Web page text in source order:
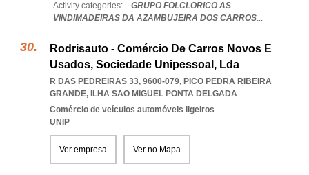
Activity categories: ...GRUPO FOLCLORICO AS
VINDIMADEIRAS DA AZAMBUJEIRA DOS CARROS...
Rodrisauto - Comércio De Carros Novos E
Usados, Sociedade Unipessoal, Lda
R DAS PEDREIRAS 33, 9600-079, PICO PEDRA RIBEIRA
GRANDE, ILHA SAO MIGUEL PONTA DELGADA
Comércio de veículos automóveis ligeiros
UNIP
Ver empresa Ver no Mapa